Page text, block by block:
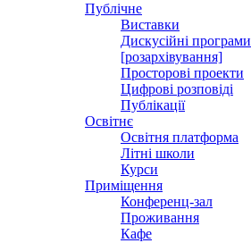
Публічне
Виставки
Дискусійні програми
[розархівування]
Просторові проекти
Цифрові розповіді
Публікації
Освітнє
Освітня платформа
Літні школи
Курси
Приміщення
Конференц-зал
Проживання
Кафе